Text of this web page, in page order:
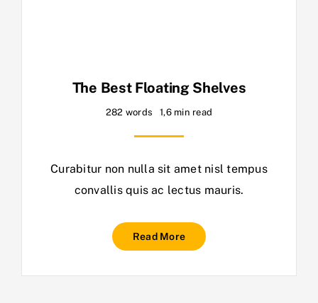
The Best Floating Shelves
282 words 1,6 min read
Curabitur non nulla sit amet nisl tempus
convallis quis ac lectus mauris.
Read More